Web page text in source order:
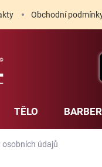
Obchodní
TĚLO
údajů